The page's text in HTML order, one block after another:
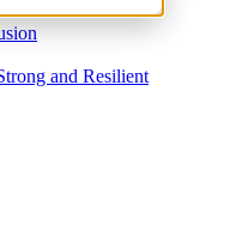
and Resilient